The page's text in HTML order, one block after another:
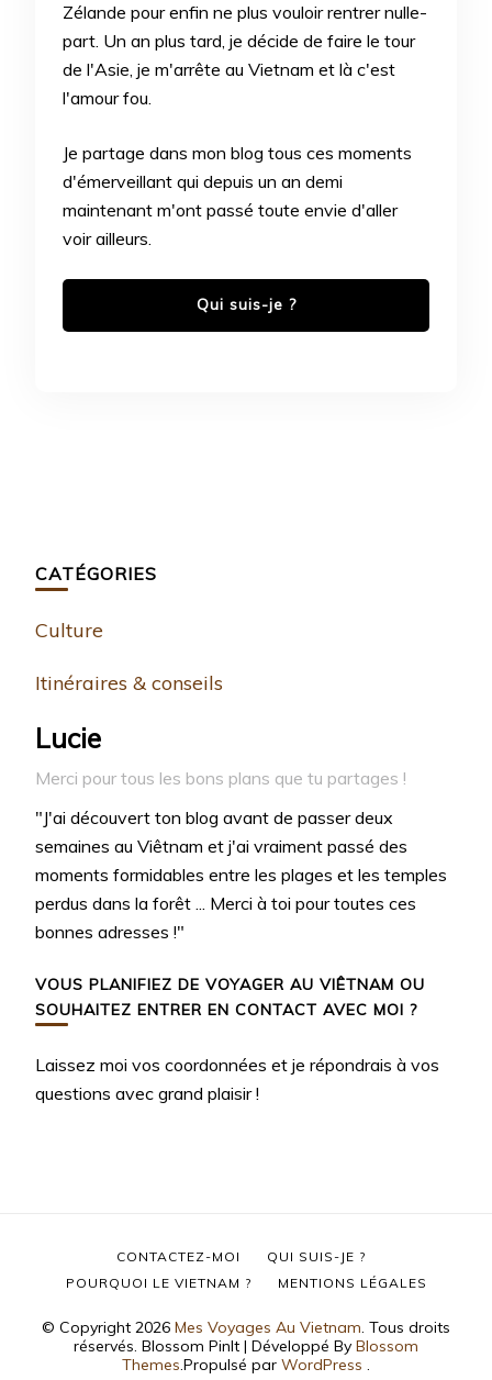
Zélande pour enfin ne plus vouloir rentrer nulle-
part. Un an plus tard, je décide de faire le tour
de l'Asie, je m'arrête au Vietnam et là c'est
l'amour fou.
Je partage dans mon blog tous ces moments
d'émerveillant qui depuis un an demi
maintenant m'ont passé toute envie d'aller
voir ailleurs.
Qui suis-je ?
CATÉGORIES
Culture
Itinéraires & conseils
Lucie
Merci pour tous les bons plans que tu partages !
"J'ai découvert ton blog avant de passer deux
semaines au Viêtnam et j'ai vraiment passé des
moments formidables entre les plages et les temples
perdus dans la forêt ... Merci à toi pour toutes ces
bonnes adresses !"
VOUS PLANIFIEZ DE VOYAGER AU VIÊTNAM OU
SOUHAITEZ ENTRER EN CONTACT AVEC MOI ?
Laissez moi vos coordonnées et je répondrais à vos
questions avec grand plaisir !
© Copyright 2026 Mes Voyages Au Vietnam. Tous droits
réservés. Blossom PinIt | Développé By Blossom
Themes.Propulsé par WordPress .
CONTACTEZ-MOI
QUI SUIS-JE ?
POURQUOI LE VIETNAM ?
MENTIONS LÉGALES